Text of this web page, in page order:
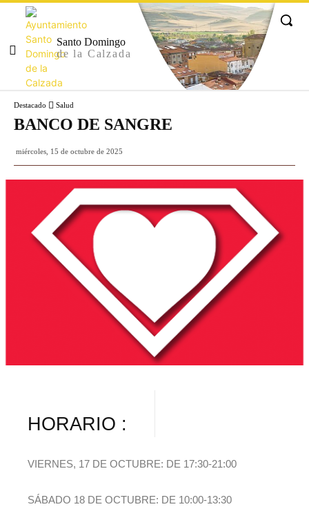
Santo Domingo
de la Calzada
Destacado Salud
BANCO DE SANGRE
miércoles, 15 de octubre de 2025
HORARIO :
VIERNES, 17 DE OCTUBRE: DE 17:30-21:00
SÁBADO 18 DE OCTUBRE: DE 10:00-13:30